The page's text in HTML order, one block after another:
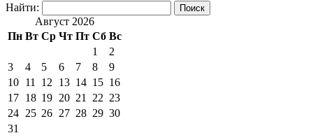
Найти:
Август 2026
Пн Вт Ср Чт Пт Сб Вс
1
2
3
4 5 6 7 8
9
10 11 12 13 14 15 16
17 18 19 20 21 22 23
24 25 26 27 28 29 30
31